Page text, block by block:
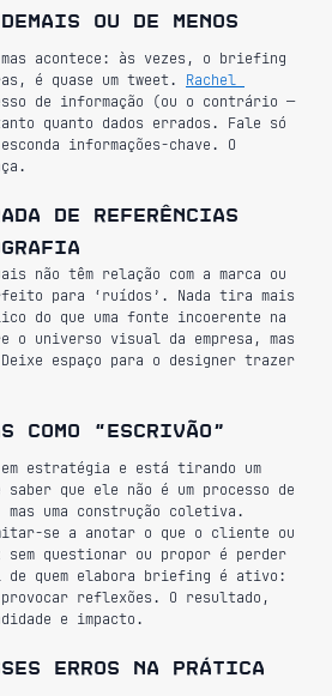
ou de menos
acontece: às vezes, o briefing
é quase um tweet. Rachel
de informação (ou o contrário —
quanto dados errados. Fale só
informações-chave. O
de referências
não têm relação com a marca ou
para ‘ruídos’. Nada tira mais
do que uma fonte incoerente na
o universo visual da empresa, mas
espaço para o designer trazer
como “escrivão”
estratégia e está tirando um
que ele não é um processo de
uma construção coletiva.
se a anotar o que o cliente ou
questionar ou propor é perder
de quem elabora briefing é ativo:
reflexões. O resultado,
e impacto.
erros na prática